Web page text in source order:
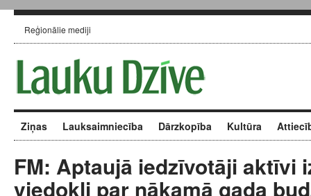
Reģionālie mediji
Ziņas Lauksaimniecība Dārzkopība Kultūra
FM: Aptaujā iedzīvotāji aktīvi
viedokli par nākamā gada